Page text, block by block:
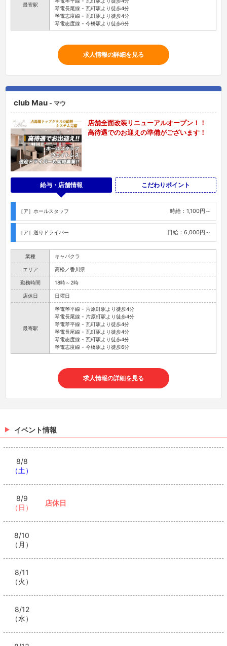
イベント情報
8/8
（土）
8/9
（日）
店休日
8/10
（月）
8/11
（火）
8/12
（水）
最寄駅
琴電長尾線 - 瓦町駅より徒歩4分
琴電志度線 - 瓦町駅より徒歩4分
琴電志度線 - 今橋駅より徒歩6分
求人情報の詳細を見る
club Mau - マウ
店舗全面改装リニューアルオープン！！
高待遇でのお迎えの準備がございます！
給与・店舗情報 こだわりポイント
［ア］ホールスタッフ 時給：1,100円～
［ア］送りドライバー 日給：6,000円～
業種 キャバクラ
エリア 高松／香川県
勤務時間 18時～2時
店休日 日曜日
最寄駅
琴電琴平線 - 片原町駅より徒歩4分
琴電長尾線 - 片原町駅より徒歩4分
琴電琴平線 - 瓦町駅より徒歩4分
琴電長尾線 - 瓦町駅より徒歩4分
琴電志度線 - 瓦町駅より徒歩4分
琴電志度線 - 今橋駅より徒歩6分
求人情報の詳細を見る